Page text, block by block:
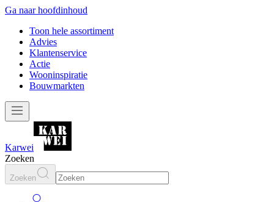
Ga naar hoofdinhoud
Toon hele assortiment
Advies
Klantenservice
Actie
Wooninspiratie
Bouwmarkten
Karwei
Zoeken
Zoeken